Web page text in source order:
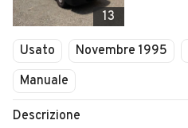
13
Usato Novembre 1995
Manuale
Descrizione